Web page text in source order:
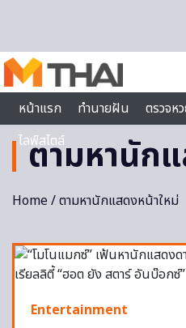
หน้าแรก
ทำนายฝัน ตรวจห
ไลฟ์สไตล์
ตามหานัก
Home/ ตามหานักแสดงหน้าใหม่
Entertainment